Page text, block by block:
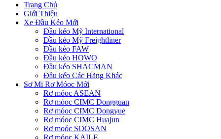
Trang Chủ
Giới Thiệu
Xe Đầu Kéo Mới
Đầu kéo Mỹ International
Đầu kéo Mỹ Freightliner
Đầu kéo FAW
Đầu kéo HOWO
Đầu kéo SHACMAN
Đầu kéo Các Hãng Khác
Sơ Mi Rơ Móoc Mới
Rơ móoc ASEAN
Rơ móoc CIMC Dongguan
Rơ móoc CIMC Dongyue
Rơ móoc CIMC Huajun
Rơ moóc SOOSAN
Rơ móoc KAILE